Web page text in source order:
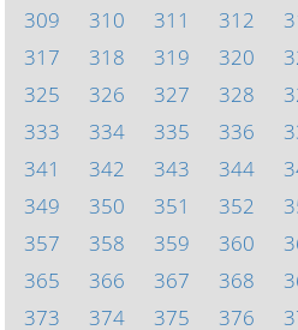
309
310 311 312
317
318 319 320
325
326 327 328
333
334 335 336
341
342 343 344
349
350 351 352
357
358 359 360
365
366 367 368
373
374 375 376